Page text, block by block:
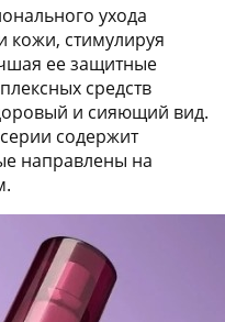
ухода
кожи, стимулируя
ее защитные
средств
и сияющий вид.
содержит
направлены на